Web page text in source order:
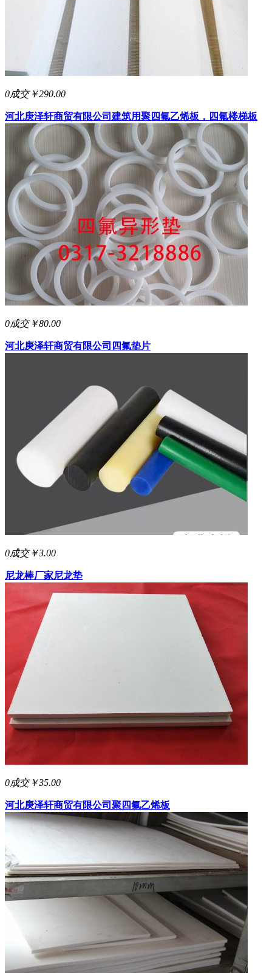
0成交￥290.00
河北庚泽轩商贸有限公司 建筑用聚四氟乙烯板，四氟楼梯板
0成交￥80.00
河北庚泽轩商贸有限公司 四氟垫片
0成交￥3.00
尼龙棒厂家尼龙垫
0成交￥35.00
河北庚泽轩商贸有限公司 聚四氟乙烯板